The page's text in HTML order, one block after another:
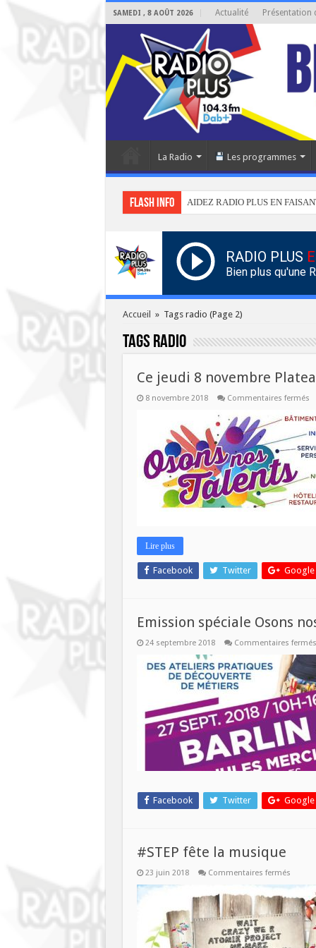
SAMEDI , 8 AOÛT 2026 Actualité Présentation
La Radio Les programmes
Flash info AIDEZ RADIO PLUS EN
RADIO PLUS
Bien plus qu'une
Accueil » Tags radio (Page 2)
Tags radio
Ce jeudi 8 novembre
8 novembre 2018 Commentaires ferméssur
Lire plus
Facebook Twitter Google
Emission spéciale Osons
24 septembre 2018 Commentaires fermés
Facebook Twitter Google
#STEP fête la musique
23 juin 2018 Commentaires ferméssur
fête
la